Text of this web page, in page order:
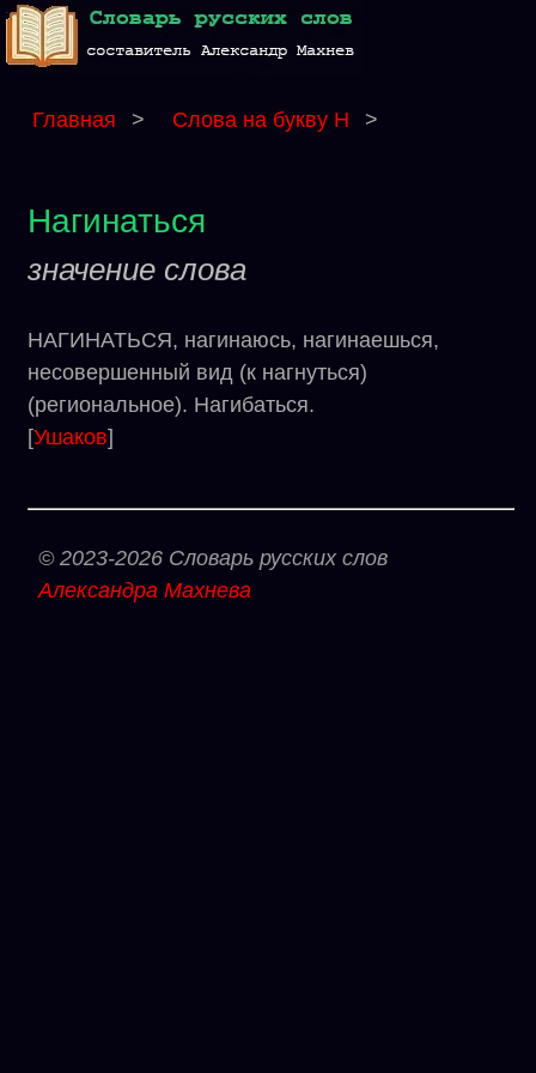
Главная > Слова на букву Н >
Нагинаться
значение слова
НАГИНАТЬСЯ, нагинаюсь, нагинаешься,
несовершенный вид (к нагнуться)
(региональное). Нагибаться.
[Ушаков]
© 2023-2026 Словарь русских слов
Александра Махнева